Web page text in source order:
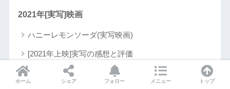
2021年[実写]映画
ハニーレモンソーダ(実写映画)
[2021年上映]実写の感想と評価
漫画の感想と評価
ホーム シェア フォロー メニュー トップ